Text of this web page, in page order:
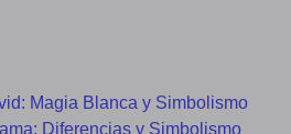
Magia Blanca y Simbolismo
Diferencias y Simbolismo